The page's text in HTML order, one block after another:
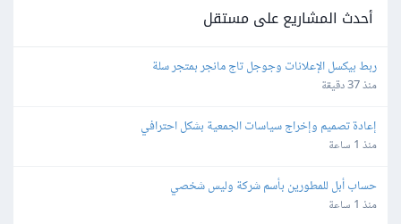
أحدث المشاريع على مستقل
ربط بيكسل الإعلانات وجوجل تاج مانجر بمتجر سلة
منذ 37 دقيقة
إعادة تصميم وإخراج سياسات الجمعية بشكل احترافي
منذ 1 ساعة
حساب أبل للمطورين بأسم شركة وليس شخصي
منذ 1 ساعة